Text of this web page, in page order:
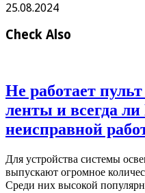
25.08.2024
Check Also
Не работает
ленты и всегда
неисправной
Для устройства системы
выпускают огромное
Среди них высокой